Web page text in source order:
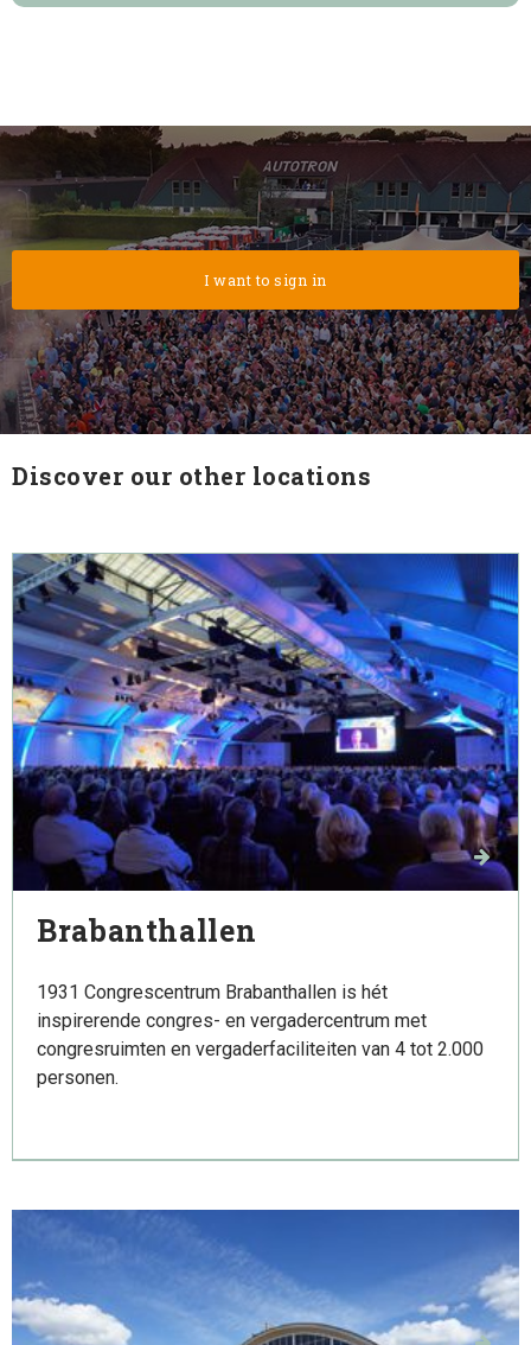
Search
Discover our other locations
1931 Congrescentrum
Brabanthallen
1931 Congrescentrum Brabanthallen is hét
inspirerende congres- en vergadercentrum met
congresruimten en vergaderfaciliteiten van 4 tot 2.000
personen.
Brabanthallen 's-
Hertogenbosch